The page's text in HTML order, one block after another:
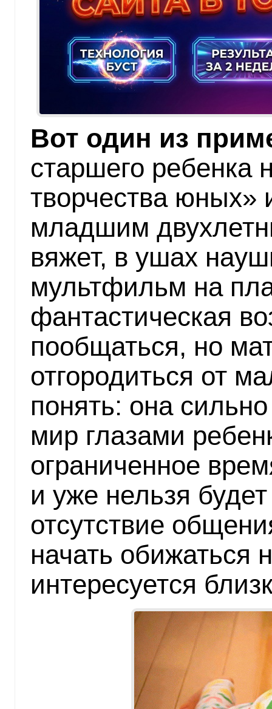
Вот один из
старшего ребенка
творчества юных»
младшим
вяжет, в ушах
мультфильм на
фантастическая
пообщаться, но
отгородиться от
понять: она
мир глазами
ограниченное
и уже нельзя
отсутствие
начать обижаться
интересуется